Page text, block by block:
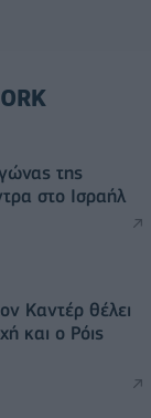
της
στο Ισραήλ
Καντέρ θέλει
και ο Ρόις